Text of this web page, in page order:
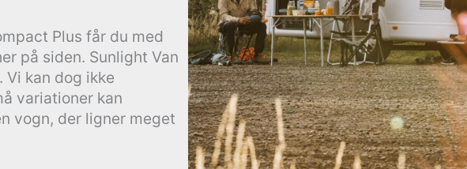
Plus får du med
på siden. Sunlight Van
kan dog ikke
variationer kan
vogn, der ligner meget